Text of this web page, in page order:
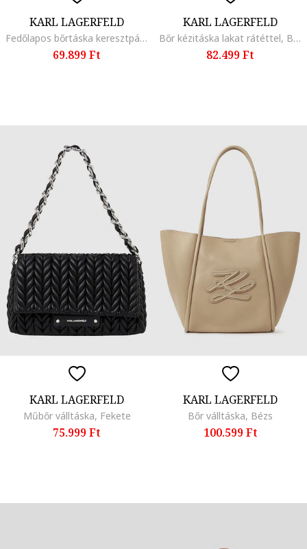
KARL LAGERFELD
Fedőlapos bőrtáska keresztpánttal, Fekete/Törtfehér
69.899 Ft
KARL LAGERFELD
Bőr kézitáska lakat rátéttel, Barna
82.499 Ft
KARL LAGERFELD
Műbőr válltáska, Fekete
75.999 Ft
KARL LAGERFELD
Bőr válltáska, Bézs
100.599 Ft